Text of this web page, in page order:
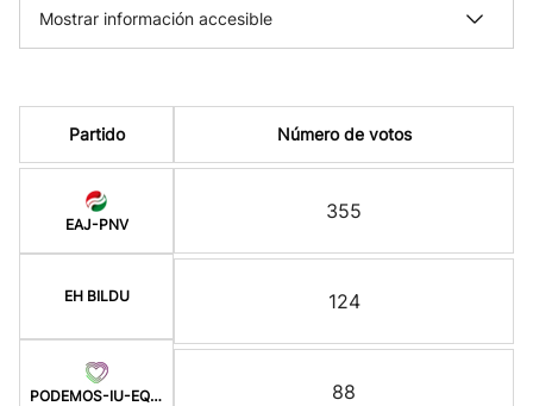
Mostrar información accesible
Partido
EAJ-PNV
EH BILDU
PODEMOS-IU-EQUO BERD
Número de votos
355
124
88